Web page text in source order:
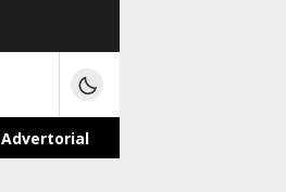
Advertorial